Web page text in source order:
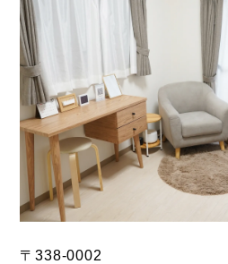
〒338-0002